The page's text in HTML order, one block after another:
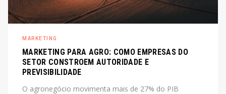
MARKETING
MARKETING PARA AGRO: COMO EMPRESAS DO
SETOR CONSTROEM AUTORIDADE E
PREVISIBILIDADE
O agronegócio movimenta mais de 27% do PIB